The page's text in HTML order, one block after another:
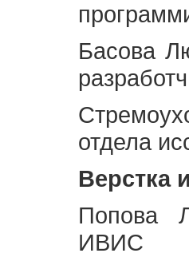
Басова
отдела
Верстка
Попова
ИВИС